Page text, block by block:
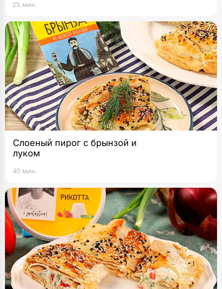
25 мин.
Слоеный пирог с брынзой и
луком
40 мин.